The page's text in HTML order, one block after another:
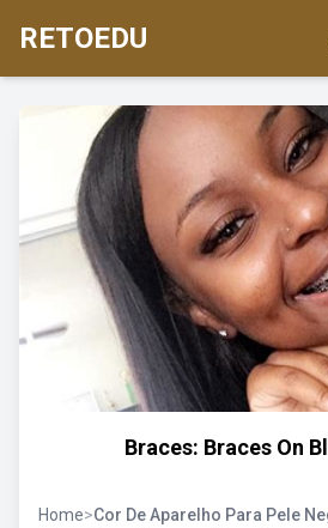
RETOEDU
Braces: Braces On
Home>Cor De Aparelho Para Pele